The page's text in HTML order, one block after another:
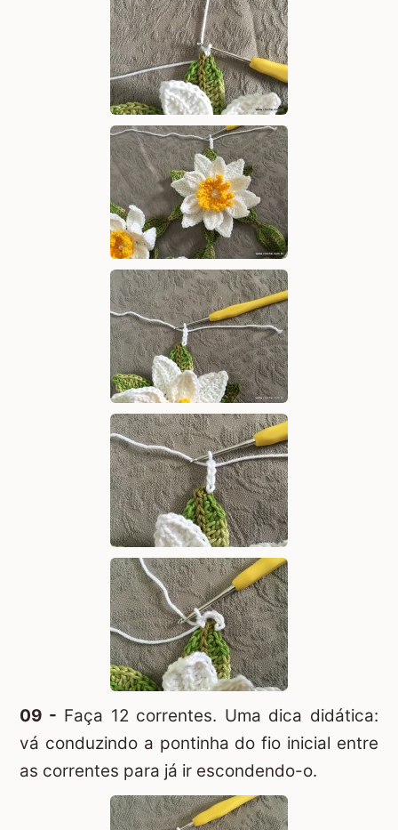
09 - Faça 12 correntes. Uma dica didática:
vá conduzindo a pontinha do fio inicial entre
as correntes para já ir escondendo-o.